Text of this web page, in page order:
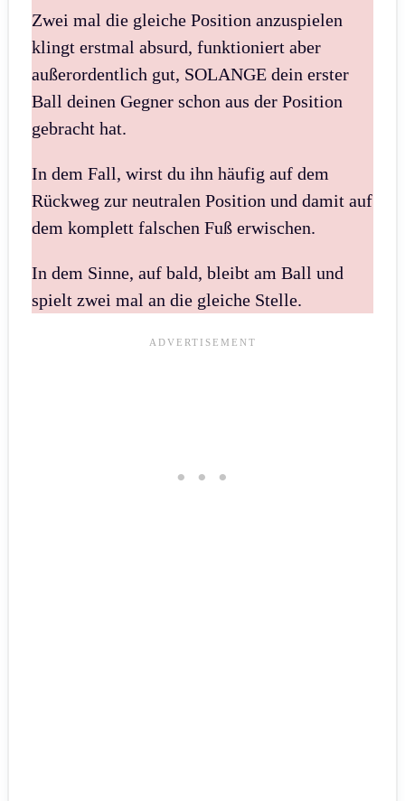
Zwei mal die gleiche Position anzuspielen
klingt erstmal absurd, funktioniert aber
außerordentlich gut, SOLANGE dein erster
Ball deinen Gegner schon aus der Position
gebracht hat.
In dem Fall, wirst du ihn häufig auf dem
Rückweg zur neutralen Position und damit auf
dem komplett falschen Fuß erwischen.
In dem Sinne, auf bald, bleibt am Ball und
spielt zwei mal an die gleiche Stelle.